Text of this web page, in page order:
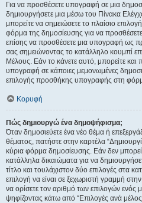
Για να προσθέσετε υπογραφή σε μια
δημιουργήσετε μια μέσω του Πίνακα
μπορείτε να σημειώσετε το πλαίσιο
φόρμα της δημοσίευσης για να
επίσης να προσθέσετε μια υπογραφή ως
σας σημειώνοντας το κατάλληλο κουμπί
Μέλους. Εάν το κάνετε αυτό, μπορείτε και
υπογραφή σε κάποιες μεμονωμένες
επιλογής προσθήκης υπογραφής στη
Κορυφή
Πώς δημιουργώ ένα δημοψήφισμα;
Όταν δημοσιεύετε ένα νέο θέμα ή
θέματος, πατήστε στην καρτέλα
κύρια φόρμα δημοσίευσης. Εάν δεν
κατάλληλα δικαιώματα για να
τίτλο και τουλάχιστον δύο επιλογές στα
επιλογή να είναι σε ξεχωριστή γραμμή
να ορίσετε τον αριθμό των επιλογών ενός
ψηφίζοντας κάτω από “Επιλογές ανά